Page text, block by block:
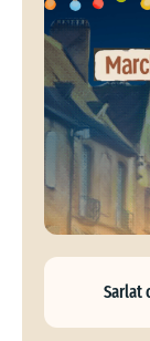
Sarlat